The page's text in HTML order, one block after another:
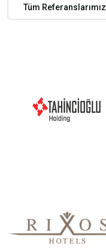
Tüm Referanslarımız